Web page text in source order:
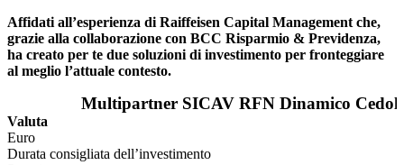
Affidati all’esperienza di Raiffeisen Capital Management che,
grazie alla collaborazione con BCC Risparmio & Previdenza,
ha creato per te due soluzioni di investimento per fronteggiare
al meglio l’attuale contesto.
Multipartner SICAV RFN Dinamico
Valuta
Euro
Durata consigliata dell’investimento